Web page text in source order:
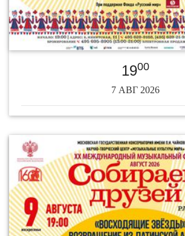
1900
7 АВГ 2026